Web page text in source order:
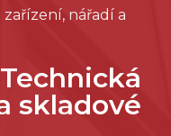
zařízení, nářadí a
skladové